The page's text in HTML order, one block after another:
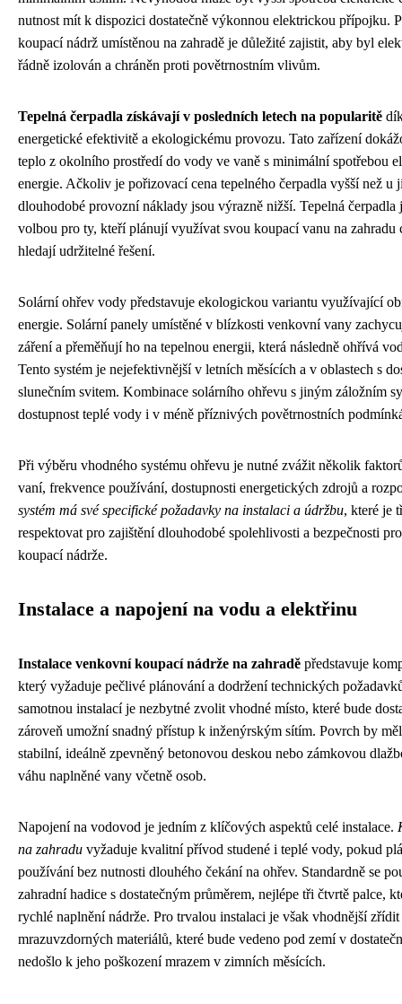
nutnost mít k dispozici dostatečně výkonnou elektrickou přípojku.
koupací nádrž umístěnou na zahradě je důležité zajistit, aby byl
řádně izolován a chráněn proti povětrnostním vlivům.
Tepelná čerpadla získávají v posledních letech na popularitě
energetické efektivitě a ekologickému provozu. Tato zařízení
teplo z okolního prostředí do vody ve vaně s minimální spotřebou
energie. Ačkoliv je pořizovací cena tepelného čerpadla vyšší než u
dlouhodobé provozní náklady jsou výrazně nižší. Tepelná čerpadla
volbou pro ty, kteří plánují využívat svou koupací vanu na zahradu
hledají udržitelné řešení.
Solární ohřev vody představuje ekologickou variantu využívající
energie. Solární panely umístěné v blízkosti venkovní vany
záření a přeměňují ho na tepelnou energii, která následně ohřívá
Tento systém je nejefektivnější v letních měsících a v oblastech s
slunečním svitem. Kombinace solárního ohřevu s jiným záložním
dostupnost teplé vody i v méně příznivých povětrnostních
Při výběru vhodného systému ohřevu je nutné zvážit několik
vaní, frekvence používání, dostupnosti energetických zdrojů a
systém má své specifické požadavky na instalaci a údržbu, které je
respektovat pro zajištění dlouhodobé spolehlivosti a bezpečnosti
koupací nádrže.
Instalace a napojení na vodu a elektřinu
Instalace venkovní koupací nádrže na zahradě představuje
který vyžaduje pečlivé plánování a dodržení technických
samotnou instalací je nezbytné zvolit vhodné místo, které bude
zároveň umožní snadný přístup k inženýrským sítím. Povrch by
stabilní, ideálně zpevněný betonovou deskou nebo zámkovou
váhu naplněné vany včetně osob.
Napojení na vodovod je jedním z klíčových aspektů celé instalace.
na zahradu vyžaduje kvalitní přívod studené i teplé vody, pokud
používání bez nutnosti dlouhého čekání na ohřev. Standardně se
zahradní hadice s dostatečným průměrem, nejlépe tři čtvrtě palce,
rychlé naplnění nádrže. Pro trvalou instalaci je však vhodnější
mrazuvzdorných materiálů, které bude vedeno pod zemí v
nedošlo k jeho poškození mrazem v zimních měsících.